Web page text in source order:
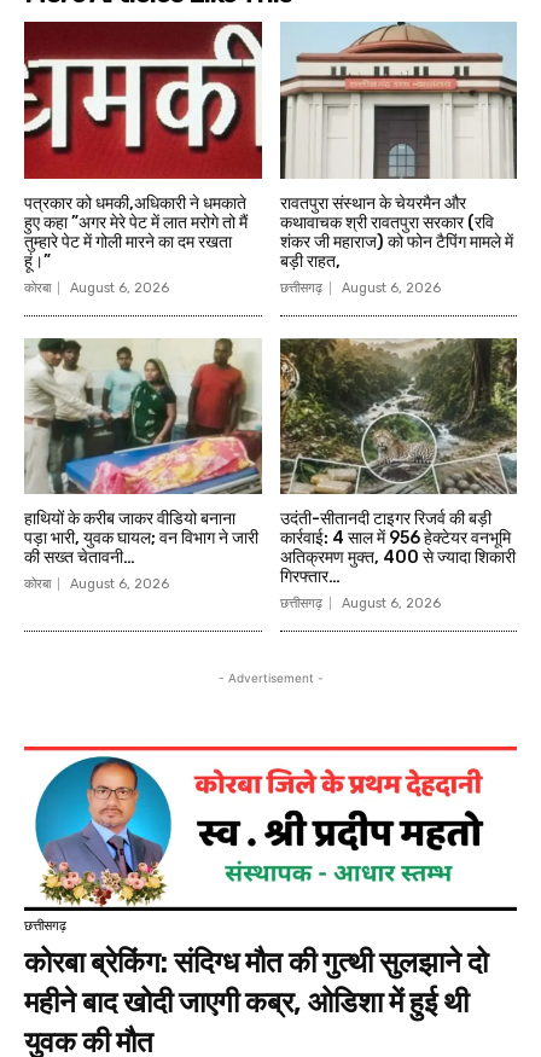
पत्रकार को धमकी,अधिकारी ने धमकाते
हुए कहा ”अगर मेरे पेट में लात मरोगे तो मैं
तुम्हारे पेट में गोली मारने का दम रखता
हूं।”
कोरबा August 6, 2026
रावतपुरा संस्थान के चेयरमैन और
कथावाचक श्री रावतपुरा सरकार (रवि
शंकर जी महाराज) को फोन टैपिंग मामले में
बड़ी राहत,
छत्तीसगढ़ August 6, 2026
हाथियों के करीब जाकर वीडियो बनाना
पड़ा भारी, युवक घायल; वन विभाग ने जारी
की सख्त चेतावनी…
कोरबा August 6, 2026
उदंती-सीतानदी टाइगर रिजर्व की बड़ी
कार्रवाई: 4 साल में 956 हेक्टेयर वनभूमि
अतिक्रमण मुक्त, 400 से ज्यादा शिकारी
गिरफ्तार…
छत्तीसगढ़ August 6, 2026
- Advertisement -